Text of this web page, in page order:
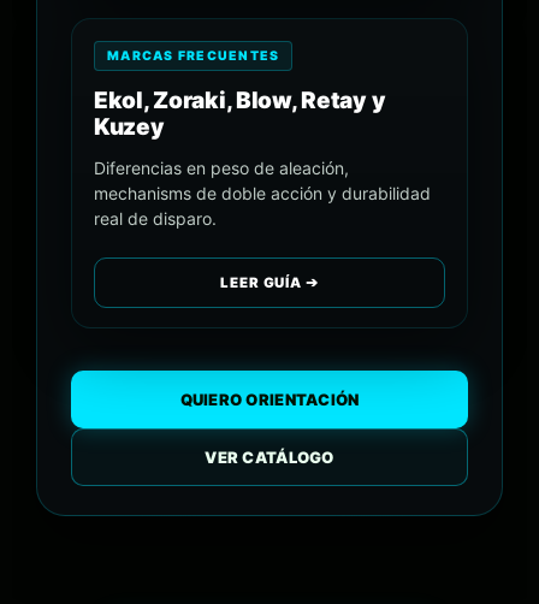
MARCAS FRECUENTES
Ekol, Zoraki, Blow, Retay y
Kuzey
Diferencias en peso de aleación,
mechanisms de doble acción y durabilidad
real de disparo.
LEER GUÍA ➔
QUIERO ORIENTACIÓN
VER CATÁLOGO